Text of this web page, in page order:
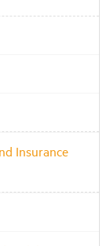
Insurance